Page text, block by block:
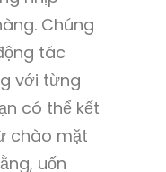
Chúng
tác
với từng
có thể kết
chào mặt
uốn